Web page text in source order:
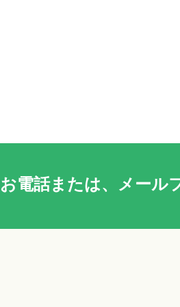
お電話または、 メール